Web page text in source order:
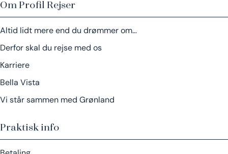
Om Profil Rejser
Altid lidt mere end du drømmer om…
Derfor skal du rejse med os
Karriere
Bella Vista
Vi står sammen med Grønland
Praktisk info